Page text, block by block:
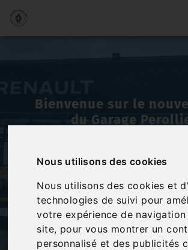
Nous utilisons des cookies
Nous utilisons des cookies et
technologies de suivi pour
votre expérience de
site, pour vous montrer un
personnalisé et des publicités
Entretien,
Toutes sortes de
climatisation… Vous souhaitez
des forfaits tout compris, qui incluent
main d’œuvre et des pièces détachées
conseils d’experts.
Découvrir